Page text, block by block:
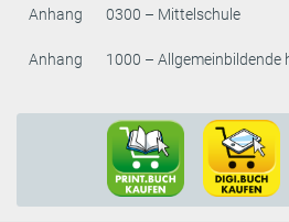
Anhang 0300 – Mittelschule
Anhang 1000 – Allgemeinbildende